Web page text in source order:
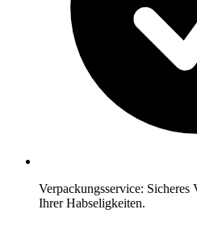
Verpackungsservice: Sicheres
Ihrer Habseligkeiten.